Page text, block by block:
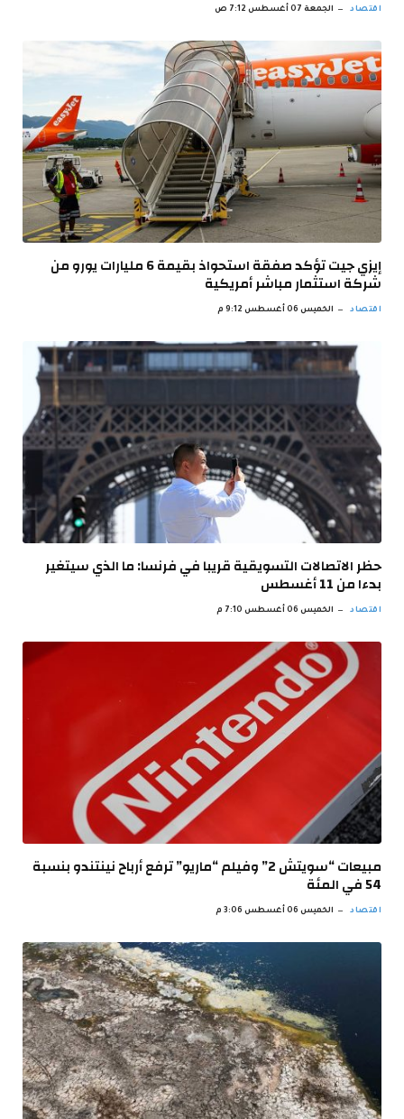
اقتصاد الجمعة 07 أغسطس 7:12 ص
إيزي جيت تؤكد صفقة استحواذ بقيمة 6 مليارات يورو من
شركة استثمار مباشر أمريكية
اقتصاد الخميس 06 أغسطس 9:12 م
حظر الاتصالات التسويقية قريبا في فرنسا: ما الذي سيتغير
بدءا من 11 أغسطس
اقتصاد الخميس 06 أغسطس 7:10 م
مبيعات “سويتش 2” وفيلم “ماريو” ترفع أرباح نينتندو بنسبة
54 في المئة
اقتصاد الخميس 06 أغسطس 3:06 م